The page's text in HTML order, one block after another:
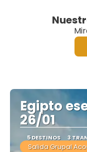
Egipto
26/01
5 DESTINOS 3
Salida Grupal